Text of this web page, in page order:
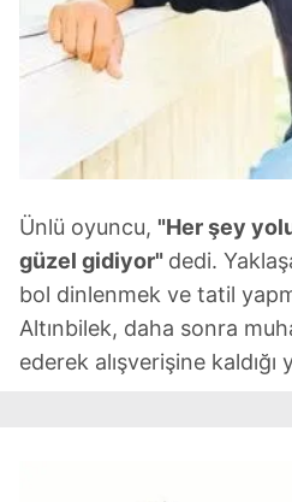
Ünlü oyuncu, "Her şey
güzel gidiyor" dedi.
bol dinlenmek ve tatil
Altınbilek, daha sonra
ederek alışverişine